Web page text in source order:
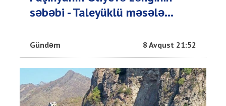
səbəbi - Taleyüklü məsələ...
Gündəm 8 Avqust 21:52